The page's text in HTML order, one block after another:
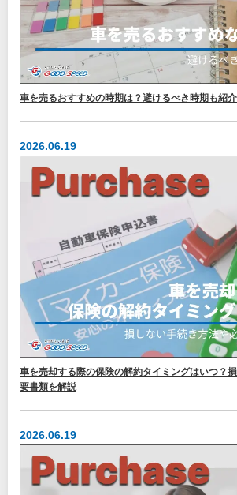
車を売るおすすめの時期は？避けるべき時期も紹介
2026.06.19
車を売却する際の保険の解約タイミングはいつ？
要書類を解説
2026.06.19